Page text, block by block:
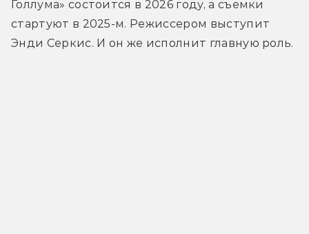
Голлума» состоится в 2026 году, а съемки
Энди Серкис. И он же исполнит главную роль.